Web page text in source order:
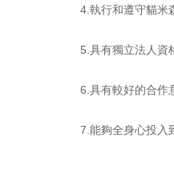
4.執行和遵守貓米森
5.具有獨立法人資格
6.具有較好的合作意
7.能夠全身心投入到